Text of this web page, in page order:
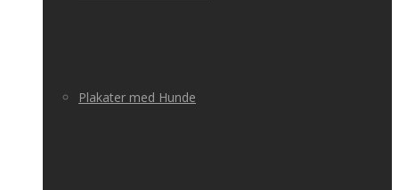
Plakater med Hunde